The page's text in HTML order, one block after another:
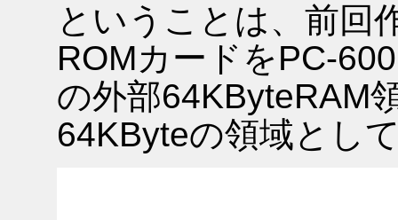
ということは、前回
ROMカードをPC-
の外部64KByteRAM
64KByteの領域とし